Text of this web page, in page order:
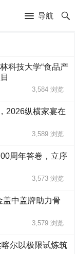
导航
科技大学“食品产
3,584浏览
2026纵横家宴在
3,589浏览
周年答卷，立序
3,573浏览
盖中盖牌助力骨
3,579浏览
尔以极限试炼筑